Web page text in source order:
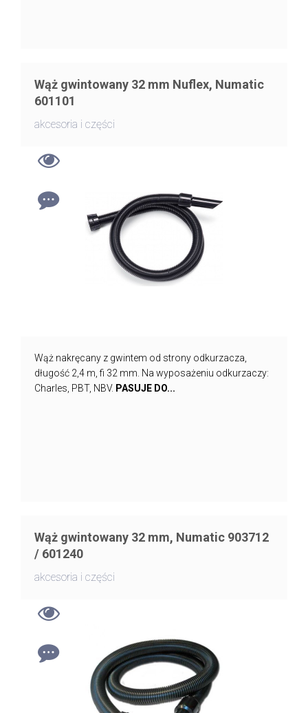
Wąż gwintowany 32 mm Nuflex, Numatic
601101
akcesoria i części
Wąż nakręcany z gwintem od strony odkurzacza,
długość 2,4 m, fi 32 mm. Na wyposażeniu odkurzaczy:
Charles, PBT, NBV. PASUJE DO...
Wąż gwintowany 32 mm, Numatic 903712
/ 601240
akcesoria i części